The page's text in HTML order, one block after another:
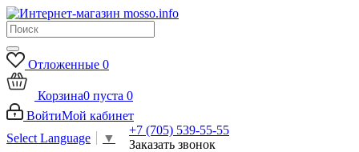
Отложенные 0
Корзина0 пуста 0
ВойтиМой кабинет
Select Language
▼
+7 (705) 539-55-55
Заказать звонок